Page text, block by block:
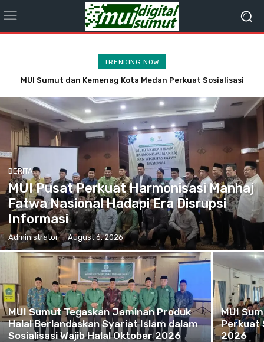
TRENDING NOW
Wakil Dewan Pertimbangan MUI Sumut Serahkan Majalah
Persis
BERITA
MUI Pusat Perkuat Harmonisasi Manhaj
Fatwa Nasional Hadapi Era Disrupsi
Informasi
Administrator - August 6, 2026
MUI Sumut Tegaskan Jaminan Produk
Halal Berlandaskan Syariat Islam dalam
Sosialisasi Wajib Halal Oktober 2026
MUI
Perkuat
2026